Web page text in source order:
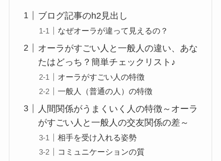
ブログ記事のh2見出し
なぜオーラが違って見えるの？
オーラがすごい人と一般人の違い、あな
たはどっち？簡単チェックリスト♪
オーラがすごい人の特徴
一般人（普通の人）の特徴
人間関係がうまくいく人の特徴～オーラ
がすごい人と一般人の交友関係の差～
相手を受け入れる姿勢
コミュニケーションの質